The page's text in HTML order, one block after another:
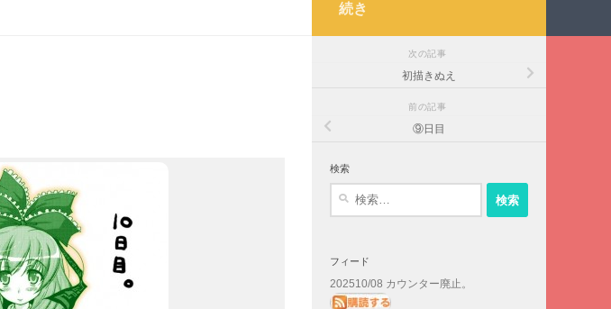
続き
次の記事
初描きぬえ
前の記事
⑨日目
検索
フィード
202510/08 カウンター廃止。